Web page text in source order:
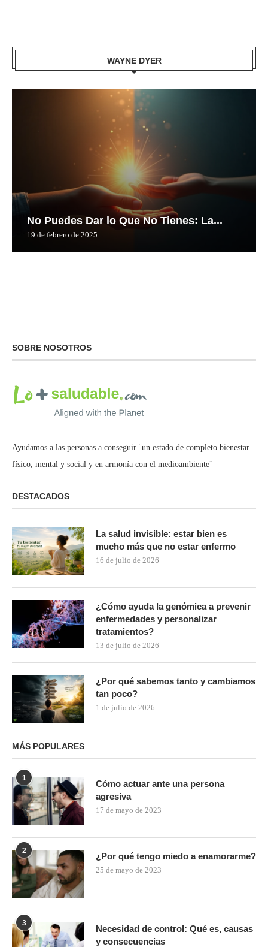
WAYNE DYER
No Puedes Dar lo Que No Tienes: La...
19 de febrero de 2025
SOBRE NOSOTROS
Ayudamos a las personas a conseguir ¨un estado de completo bienestar
físico, mental y social y en armonía con el medioambiente¨
DESTACADOS
La salud invisible: estar bien es
mucho más que no estar enfermo
16 de julio de 2026
¿Cómo ayuda la genómica a prevenir
enfermedades y personalizar
tratamientos?
13 de julio de 2026
¿Por qué sabemos tanto y cambiamos
tan poco?
1 de julio de 2026
MÁS POPULARES
1
Cómo actuar ante una persona
agresiva
17 de mayo de 2023
2
¿Por qué tengo miedo a enamorarme?
25 de mayo de 2023
3
Necesidad de control: Qué es, causas
y consecuencias